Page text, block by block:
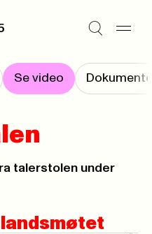
Se video
talerstolen under